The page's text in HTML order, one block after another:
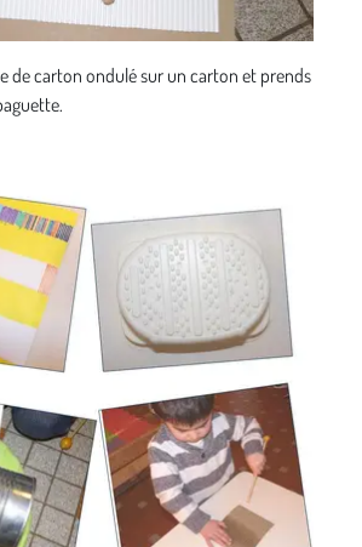
de carton ondulé sur un carton et prends